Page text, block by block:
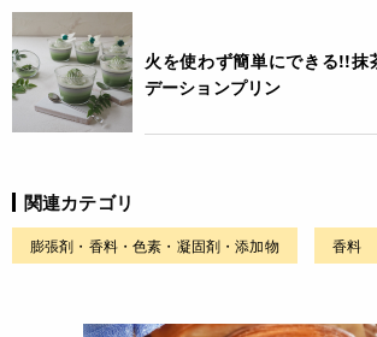
火を使わず簡単にできる!!抹
デーションプリン
関連カテゴリ
膨張剤・香料・色素・凝固剤・添加物 香料